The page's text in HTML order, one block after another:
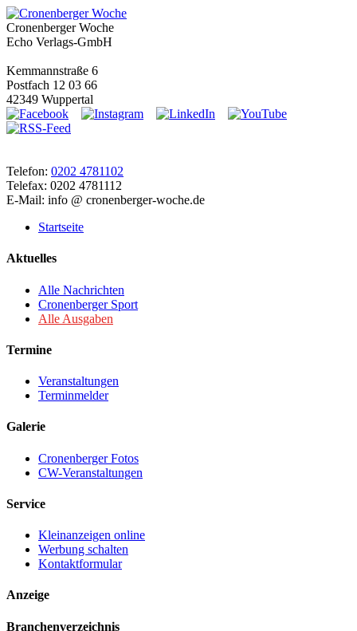
Cronenberger Woche
Echo Verlags-GmbH
Kemmannstraße 6
Postfach 12 03 66
42349 Wuppertal
Telefon: 0202 4781102
Telefax: 0202 4781112
E-Mail: info @ cronenberger-woche.de
Startseite
Aktuelles
Alle Nachrichten
Cronenberger Sport
Alle Ausgaben
Termine
Veranstaltungen
Terminmelder
Galerie
Cronenberger Fotos
CW-Veranstaltungen
Service
Kleinanzeigen online
Werbung schalten
Kontaktformular
Anzeige
Branchenverzeichnis